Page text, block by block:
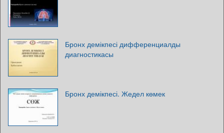
Бронх демікпесі дифференциалды
диагностикасы
Бронх демікпесі. Жедел көмек